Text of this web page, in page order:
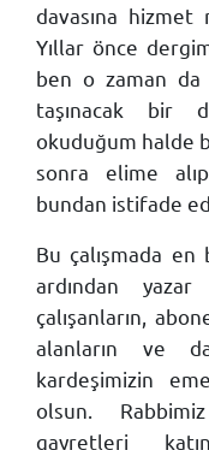
davasına hizmet
Yıllar önce
ben o zaman da
taşınacak bir
okuduğum halde
sonra elime
bundan istifade
Bu çalışmada
ardından
çalışanların,
alanların ve
kardeşimizin
olsun.
gayretleri